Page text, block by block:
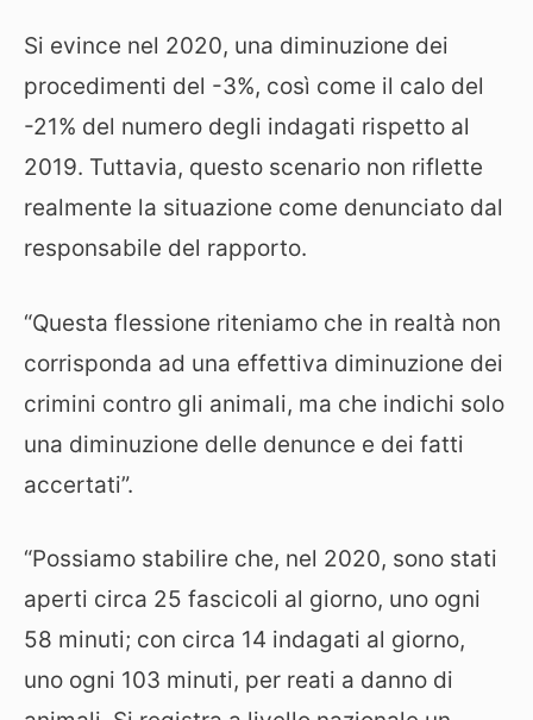
Si evince nel 2020, una diminuzione dei
procedimenti del -3%, così come il calo del
-21% del numero degli indagati rispetto al
2019. Tuttavia, questo scenario non riflette
realmente la situazione come denunciato dal
responsabile del rapporto.
“Questa flessione riteniamo che in realtà non
corrisponda ad una effettiva diminuzione dei
crimini contro gli animali, ma che indichi solo
una diminuzione delle denunce e dei fatti
accertati”.
“Possiamo stabilire che, nel 2020, sono stati
aperti circa 25 fascicoli al giorno, uno ogni
58 minuti; con circa 14 indagati al giorno,
uno ogni 103 minuti, per reati a danno di